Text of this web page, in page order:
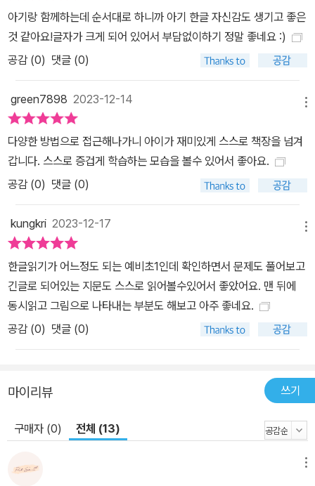
아기랑 함께하는데 순서대로 하니까 아기 한글 자신감도 생기고 좋은
것 같아요!글자가 크게 되어 있어서 부담없이하기 정말 좋네요 :)
공감 (0) 댓글 (0)
green7898 2023-12-14
다양한 방법으로 접근해나가니 아이가 재미있게 스스로 책장을 넘겨
갑니다. 스스로 증겁게 학습하는 모습을 볼수 있어서 좋아요.
공감 (0) 댓글 (0)
kungkri 2023-12-17
한글읽기가 어느정도 되는 예비초1인데 확인하면서 문제도 풀어보고
긴글로 되어있는 지문도 스스로 읽어볼수있어서 좋았어요. 맨 뒤에
동시읽고 그림으로 나타내는 부분도 해보고 아주 좋네요.
공감 (0) 댓글 (0)
마이리뷰 쓰기
구매자 (0) 전체 (13)